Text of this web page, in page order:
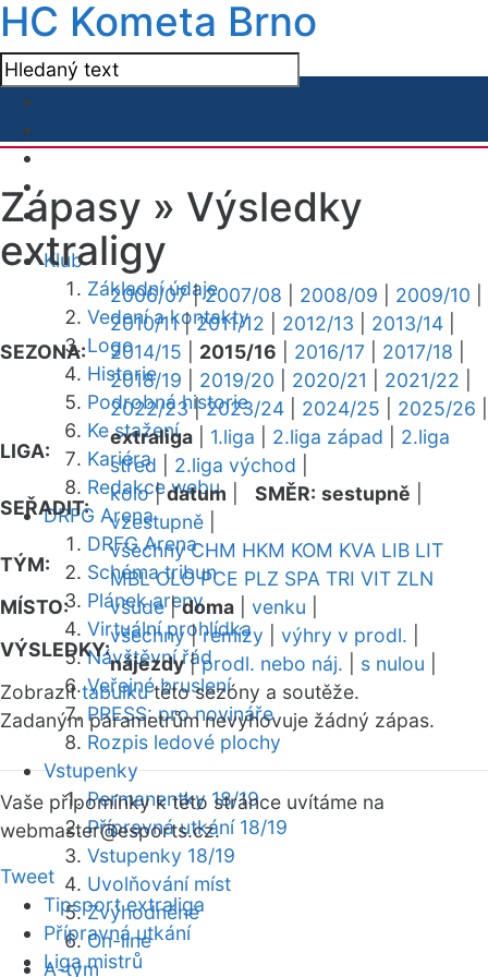
HC Kometa Brno
Klub
Základní údaje
Vedení a kontakty
Logo
Historie
Podrobná historie
Ke stažení
Kariéra
Redakce webu
DRFG Arena
DRFG Arena
Schéma tribun
Plánek areny
Virtuální prohlídka
Návštěvní řád
Veřejné bruslení
PRESS: pro novináře
Rozpis ledové plochy
Vstupenky
Permanentky 18/19
Přípravná utkání 18/19
Vstupenky 18/19
Uvolňování míst
Zvýhodněné
On-line
A-tým
Zápasy » Výsledky
extraligy
SEZONA:
2006/07|2007/08 2008/09 2009/10
2010/11|2011/12 2012/13 2013/14
2014/15
2015/16 2016/17 2017/18
2018/19
2019/20 2020/21 2021/22
2022/23|2023/24 2024/25 2025/26
LIGA:
extraliga 1.liga 2.liga západ
2.liga
střed
2.liga východ
SEŘADIT:
kolo|datum SMĚR: sestupně
vzestupně
TÝM:
všechny CHM HKM KOM KVA LIB LIT
MBL OLO PCE PLZ SPA TRI VIT ZLN
MÍSTO:
všude|doma venku
VÝSLEDKY:
všechny|remízy výhry v prodl.
nájezdy|prodl. nebo náj. s nulou
Zobrazittabulkutéto sezóny a soutěže.
Zadaným parametrům nevyhovuje žádný zápas.
Vaše připomínky k této stránce uvítáme na
webmaster@esports.cz.
Tweet
Tipsport extraliga
Přípravná utkání
Liga mistrů